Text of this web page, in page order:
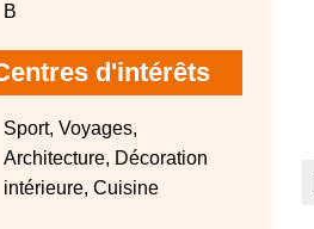
B
d'intérêts
Sport, Voyages,
Architecture, Décoration
intérieure, Cuisine